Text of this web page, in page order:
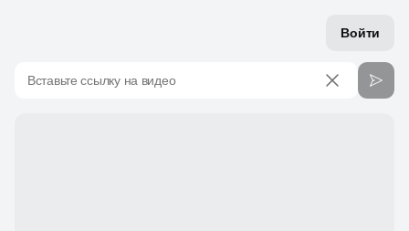
Войти
Вставьте ссылку на видео